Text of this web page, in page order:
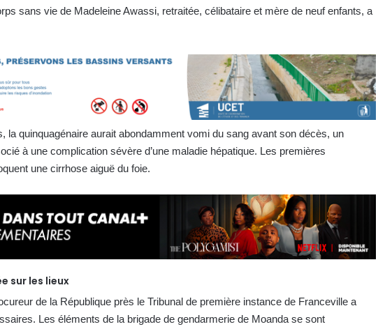
sans vie de Madeleine Awassi, retraitée, célibataire et mère de neuf enfants, a
la quinquagénaire aurait abondamment vomi du sang avant son décès, un
à une complication sévère d’une maladie hépatique. Les premières
une cirrhose aiguë du foie.
sur les lieux
de la République près le Tribunal de première instance de Franceville a
Les éléments de la brigade de gendarmerie de Moanda se sont